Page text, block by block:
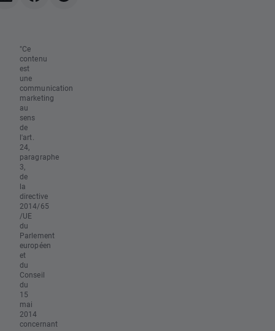
"Ce
contenu
est
une
communication
marketing
au
sens
de
l'art.
24,
paragraphe
3,
de
la
directive
2014/65
/UE
du
Parlement
européen
et
du
Conseil
du
15
mai
2014
concernant